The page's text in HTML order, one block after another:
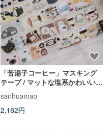
「苦湯子コーヒー」マスキング
テープ / マットな塩系かわいいデ
ザイン / PET 素材で手帳や文具
の基本アイテムに
sanhuamao
2,182円